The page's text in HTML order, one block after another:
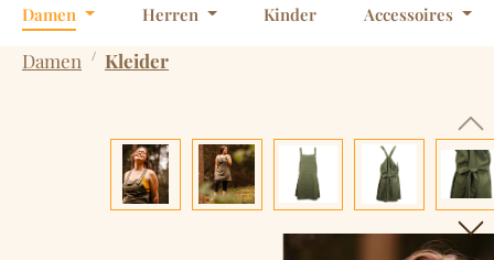
Damen Herren Kinder Accessoires
Damen / Kleider
Bildergalerie überspringen